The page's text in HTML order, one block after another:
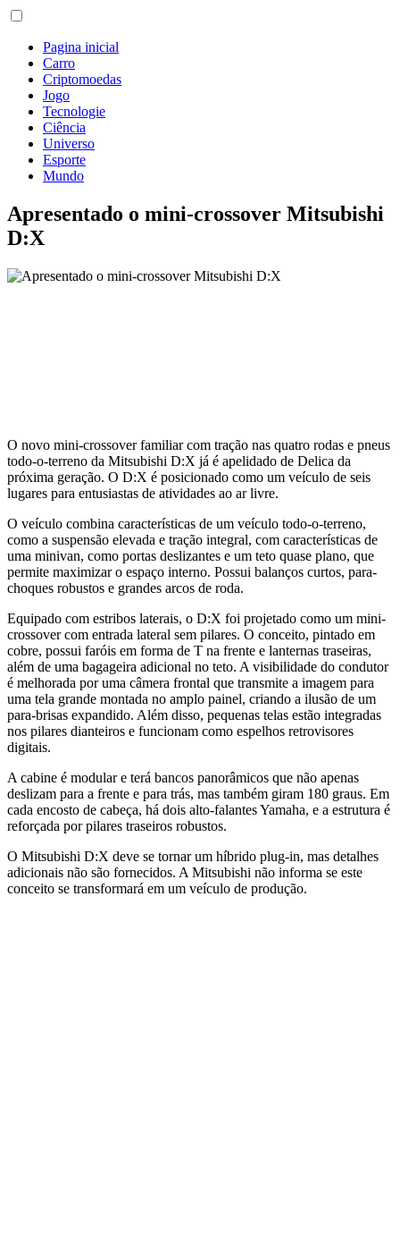
Pagina inicial
Carro
Criptomoedas
Jogo
Tecnologie
Ciência
Universo
Esporte
Mundo
Apresentado o mini-crossover Mitsubishi
D:X
O novo mini-crossover familiar com tração nas quatro rodas e pneus
todo-o-terreno da Mitsubishi D:X já é apelidado de Delica da
próxima geração. O D:X é posicionado como um veículo de seis
lugares para entusiastas de atividades ao ar livre.
O veículo combina características de um veículo todo-o-terreno,
como a suspensão elevada e tração integral, com características de
uma minivan, como portas deslizantes e um teto quase plano, que
permite maximizar o espaço interno. Possui balanços curtos, para-
choques robustos e grandes arcos de roda.
Equipado com estribos laterais, o D:X foi projetado como um mini-
crossover com entrada lateral sem pilares. O conceito, pintado em
cobre, possui faróis em forma de T na frente e lanternas traseiras,
além de uma bagageira adicional no teto. A visibilidade do condutor
é melhorada por uma câmera frontal que transmite a imagem para
uma tela grande montada no amplo painel, criando a ilusão de um
para-brisas expandido. Além disso, pequenas telas estão integradas
nos pilares dianteiros e funcionam como espelhos retrovisores
digitais.
A cabine é modular e terá bancos panorâmicos que não apenas
deslizam para a frente e para trás, mas também giram 180 graus. Em
cada encosto de cabeça, há dois alto-falantes Yamaha, e a estrutura é
reforçada por pilares traseiros robustos.
O Mitsubishi D:X deve se tornar um híbrido plug-in, mas detalhes
adicionais não são fornecidos. A Mitsubishi não informa se este
conceito se transformará em um veículo de produção.